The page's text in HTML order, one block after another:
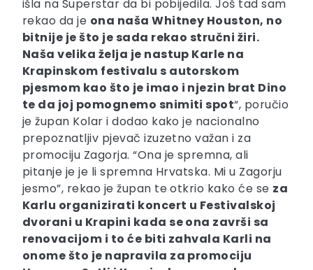
išla na Superstar da bi pobijedila. Još tad sam
rekao da je ona naša Whitney Houston, no
bitnije je što je sada rekao stručni žiri.
Naša velika želja je nastup Karle na
Krapinskom festivalu s autorskom
pjesmom kao što je imao i njezin brat Dino
te da joj pomognemo snimiti spot“, poručio
je župan Kolar i dodao kako je nacionalno
prepoznatljiv pjevač izuzetno važan i za
promociju Zagorja. “Ona je spremna, ali
pitanje je je li spremna Hrvatska. Mi u Zagorju
jesmo”, rekao je župan te otkrio kako će se za
Karlu organizirati koncert u Festivalskoj
dvorani u Krapini kada se ona završi sa
renovacijom i to će biti zahvala Karli na
onome što je napravila za promociju